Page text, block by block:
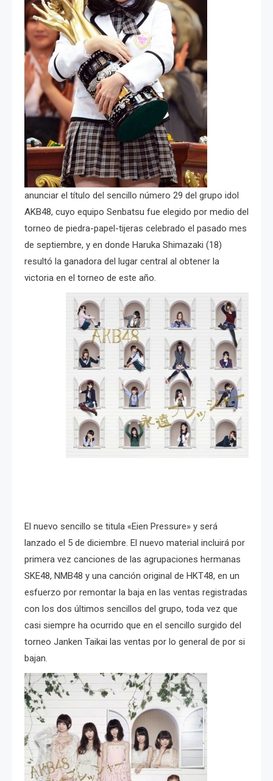
anunciar el título del sencillo número 29 del grupo idol
AKB48, cuyo equipo Senbatsu fue elegido por medio del
torneo de piedra-papel-tijeras celebrado el pasado mes
de septiembre, y en donde Haruka Shimazaki (18)
resultó la ganadora del lugar central al obtener la
victoria en el torneo de este año.
El nuevo sencillo se titula «Eien Pressure» y será
lanzado el 5 de diciembre. El nuevo material incluirá por
primera vez canciones de las agrupaciones hermanas
SKE48, NMB48 y una canción original de HKT48, en un
esfuerzo por remontar la baja en las ventas registradas
con los dos últimos sencillos del grupo, toda vez que
casi siempre ha ocurrido que en el sencillo surgido del
torneo Janken Taikai las ventas por lo general de por si
bajan.